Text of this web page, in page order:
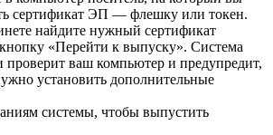
сертификат ЭП — флешку или токен.
найдите нужный сертификат
«Перейти к выпуску». Система
проверит ваш компьютер и предупредит,
установить дополнительные
системы, чтобы выпустить